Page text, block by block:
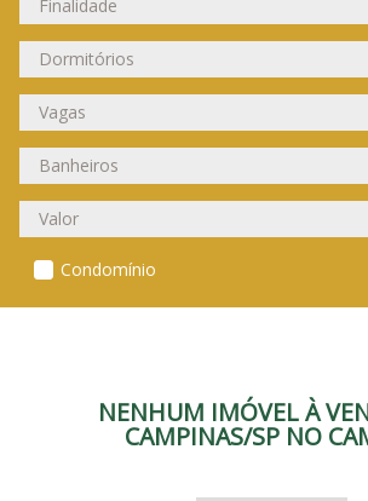
Condomínio
NENHUM IMÓVEL À
CAMPINAS/SP NO